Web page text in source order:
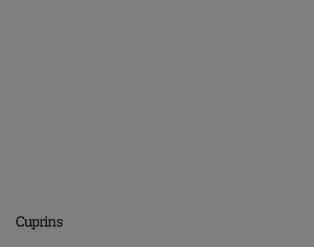
Cuprins